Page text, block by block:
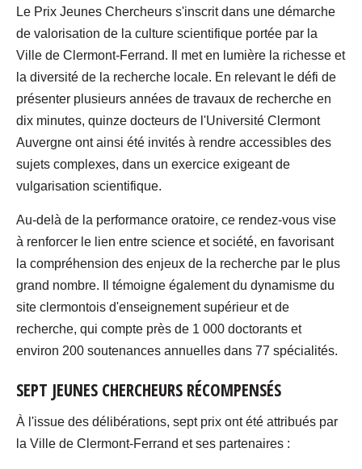
Le Prix Jeunes Chercheurs s'inscrit dans une démarche
de valorisation de la culture scientifique portée par la
Ville de Clermont-Ferrand. Il met en lumière la richesse et
la diversité de la recherche locale. En relevant le défi de
présenter plusieurs années de travaux de recherche en
dix minutes, quinze docteurs de l'Université Clermont
Auvergne ont ainsi été invités à rendre accessibles des
sujets complexes, dans un exercice exigeant de
vulgarisation scientifique.
Au-delà de la performance oratoire, ce rendez-vous vise
à renforcer le lien entre science et société, en favorisant
la compréhension des enjeux de la recherche par le plus
grand nombre. Il témoigne également du dynamisme du
site clermontois d'enseignement supérieur et de
recherche, qui compte près de 1 000 doctorants et
environ 200 soutenances annuelles dans 77 spécialités.
SEPT JEUNES CHERCHEURS RÉCOMPENSÉS
À l'issue des délibérations, sept prix ont été attribués par
la Ville de Clermont-Ferrand et ses partenaires :